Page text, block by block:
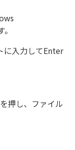
に入力してEnter
押し、ファイル